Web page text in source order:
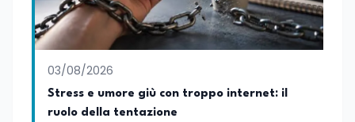
03/08/2026
Stress e umore giù con troppo internet: il
ruolo della tentazione